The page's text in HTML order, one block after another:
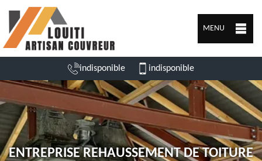
MENU
indisponible indisponible
ENTREPRISE REHAUSSEMENT DE TOITURE